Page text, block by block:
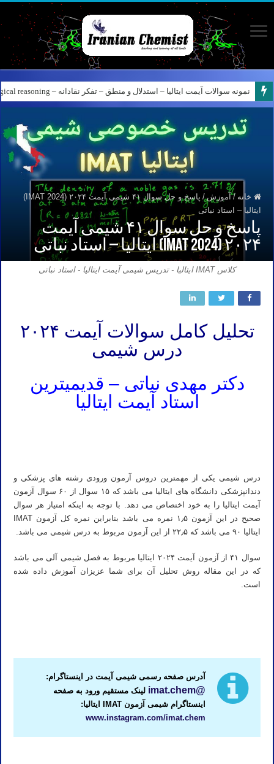
نمونه سوالات آیمت ایتالیا – استدلال و منطق – تفکر نقادانه – Logical reasoning – پارت ۷
خانه / آموزش /
پاسخ و حل سوال ۴۱ شیمی آیمت ۲۰۲۴ (IMAT 2024)
ایتالیا – استاد نباتی
پاسخ و حل سوال ۴۱ شیمی آیمت
۲۰۲۴ (IMAT 2024) ایتالیا – استاد نباتی
کلاس IMAT ایتالیا - تدریس شیمی آیمت ایتالیا - استاد نباتی
تحلیل کامل سوالات آیمت ۲۰۲۴
درس شیمی
دکتر مهدی نباتی – قدیمیترین
استاد آیمت ایتالیا
درس شیمی یکی از مهمترین دروس آزمون ورودی رشته های پزشکی و
دندانپزشکی دانشگاه های ایتالیا می باشد که ۱۵ سوال از ۶۰ سوال آزمون
آیمت ایتالیا را به خود اختصاص می دهد. با توجه به اینکه امتیاز هر سوال
صحیح در این آزمون ۱٫۵ نمره می باشد بنابراین نمره کل آزمون IMAT
ایتالیا ۹۰ می باشد که ۲۲٫۵ از این آزمون مربوط به درس شیمی می باشد.
سوال ۴۱ از آزمون آیمت ۲۰۲۴ ایتالیا مربوط به فصل شیمی آلی می باشد
که در این مقاله روش تحلیل آن برای شما عزیزان آموزش داده شده
است.
آدرس صفحه رسمی شیمی آیمت در اینستاگرام:
@imat.chem
لینک مستقیم ورود به صفحه
اینستاگرام شیمی آزمون IMAT ایتالیا:
www.instagram.com/imat.chem